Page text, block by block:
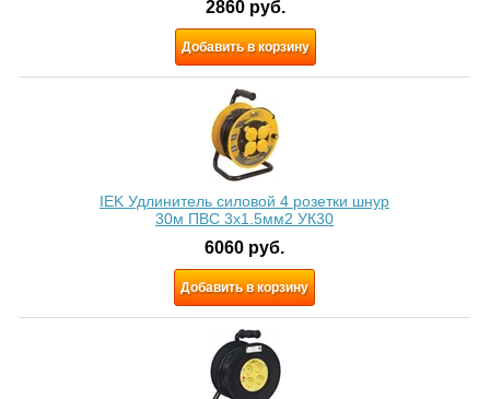
2860 руб.
Добавить в корзину
IEK Удлинитель силовой 4 розетки шнур
30м ПВС 3х1.5мм2 УК30
6060 руб.
Добавить в корзину